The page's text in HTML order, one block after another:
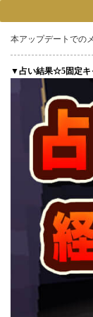
本アップデートでの
▼占い結果☆5固定キ